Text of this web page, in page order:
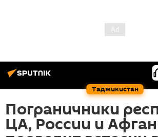
Таджикистан
Пограничники
ЦА, России и